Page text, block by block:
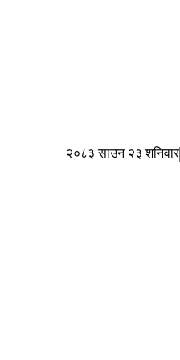
२०८३ साउन २३ शनिवार